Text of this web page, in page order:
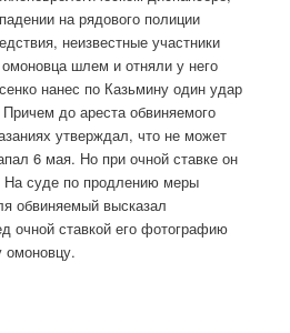
на рядового полиции
неизвестные участники
шлем и отняли у него
нанес по Казьмину один удар
до ареста обвиняемого
утверждал, что не может
6 мая. Но при очной ставке он
На суде по продлению меры
обвиняемый высказал
очной ставкой его фотографию
омоновцу.